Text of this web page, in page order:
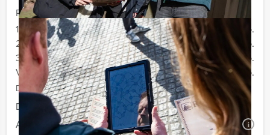
Prijs :
12 - 19 personen
€ 34,50 p.p.
20 - 29 personen
€ 32,50 p.p.
30 - 39 personen
€ 29,50 p.p.
Vanaf 40 personen
€ 27,50 p.p.
De prijzen zijn exclusief BTW
Duur:
2 uur en 30 minuten
Aantal:
Minimaal 12 personen i